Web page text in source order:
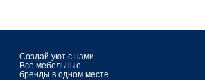
Создай уют с нами.
Все мебельные
бренды в одном месте